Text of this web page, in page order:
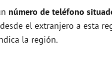
número de teléfono
el extranjero a esta
la región.